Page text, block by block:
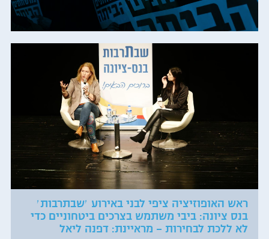
ראש האופוזיציה ציפי לבני באירוע ׳שבתרבות׳
בנס ציונה: ביבי משתמש בצרכים ביטחוניים כדי
לא ללכת לבחירות – מראיינת: דפנה ליאל